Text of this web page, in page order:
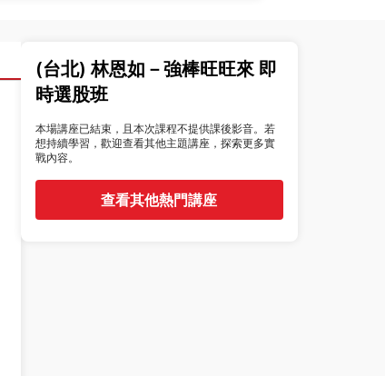
(台北) 林恩如－強棒旺旺來 即
時選股班
本場講座已結束，且本次課程不提供課後影音。若
想持續學習，歡迎查看其他主題講座，探索更多實
戰內容。
查看其他熱門講座